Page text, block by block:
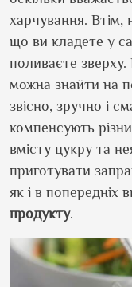
харчування. Втім,
що ви кладете у
поливаєте зверху.
можна знайти на
звісно, зручно і
компенсують
вмісту цукру та
приготувати
як і в попередніх
продукту.